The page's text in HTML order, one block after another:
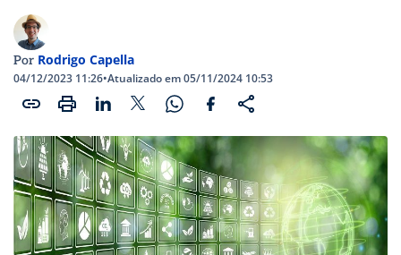
Por Rodrigo Capella
04/12/2023 11:26•Atualizado em 05/11/2024 10:53